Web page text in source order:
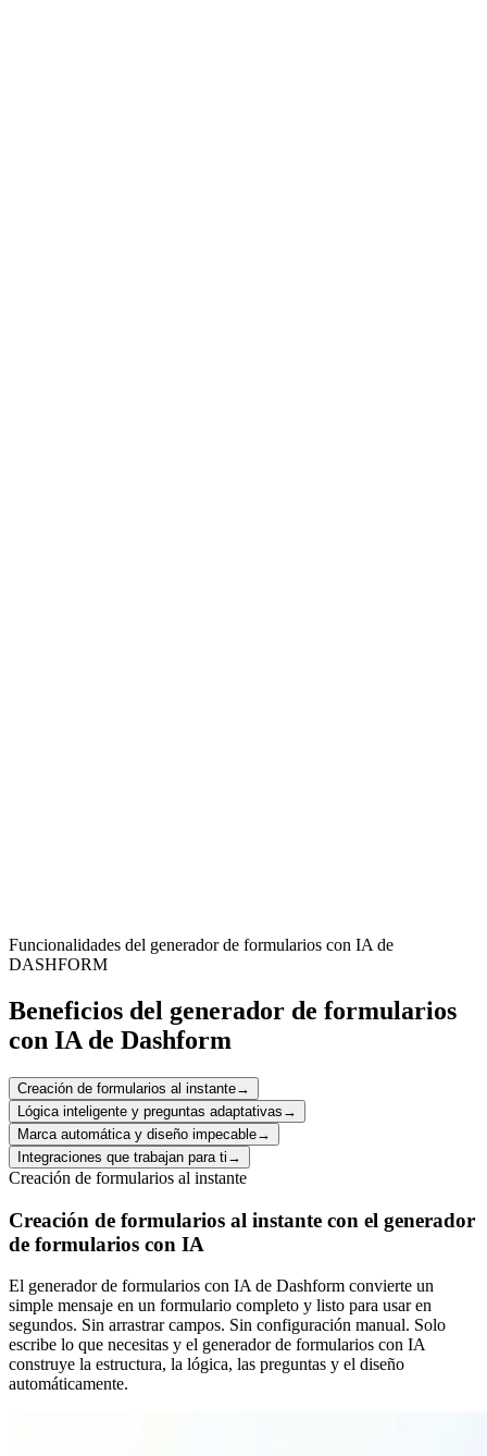
Funcionalidades del generador de formularios con IA de
DASHFORM
Beneficios del generador de formularios
con IA de Dashform
Creación de formularios al instante→
Lógica inteligente y preguntas adaptativas →
Marca automática y diseño impecable→
Integraciones que trabajan para ti →
Creación de formularios al instante
Creación de formularios al instante con el generador
de formularios con IA
El generador de formularios con IA de Dashform convierte un
simple mensaje en un formulario completo y listo para usar en
segundos. Sin arrastrar campos. Sin configuración manual. Solo
escribe lo que necesitas y el generador de formularios con IA
construye la estructura, la lógica, las preguntas y el diseño
automáticamente.